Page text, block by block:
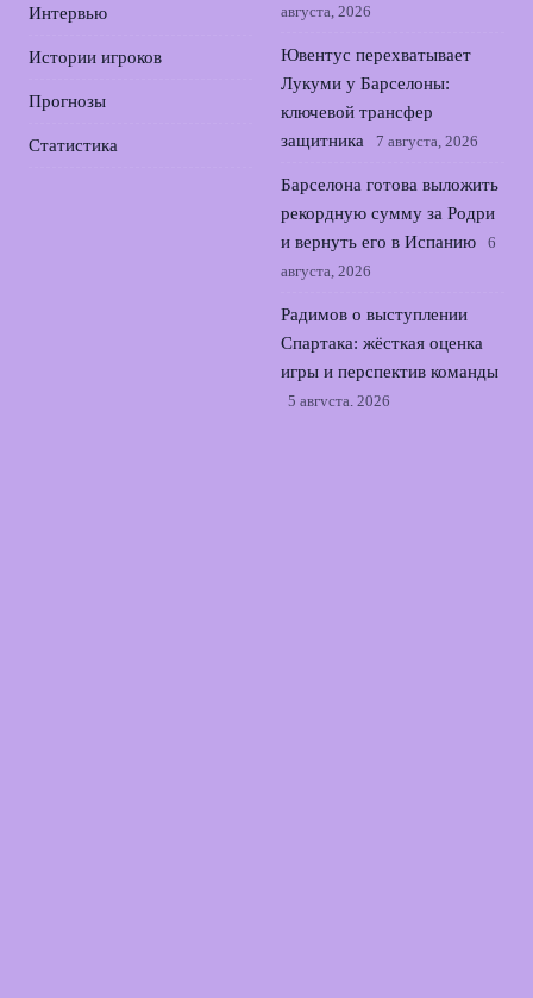
Интервью
Истории игроков
Прогнозы
Статистика
августа, 2026
Ювентус перехватывает
Лукуми у Барселоны:
ключевой трансфер
защитника
7 августа, 2026
Барселона готова выложить
рекордную сумму за Родри
и вернуть его в Испанию
6
августа, 2026
Радимов о выступлении
Спартака: жёсткая оценка
игры и перспектив команды
5 августа, 2026